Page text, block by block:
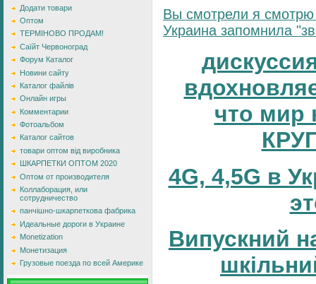
Додати товари
Оптом
ТЕРМІНОВО ПРОДАМ!
Саїйт Червоноград
Форум Каталог
Новини сайту
Каталог файлів
Онлайн игры
Комментарии
Фотоальбом
Каталог сайтов
товари оптом від виробника
ШКАРПЕТКИ ОПТОМ 2020
Оптом от производителя
Коллаборация, или
сотрудничество
панчішно-шкарпеткова фабрика
Идеальные дороги в Украине
Monetization
Монетизация
Грузовые поезда по всей Америке
Вы смотрели я
Украина запомнила
что мир
4G, 4,5G в
Випускний